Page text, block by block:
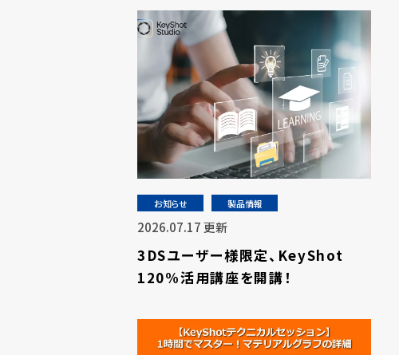
お知らせ 製品情報
2026.07.17 更新
3DSユーザー様限定、KeyShot
120%活用講座を開講！